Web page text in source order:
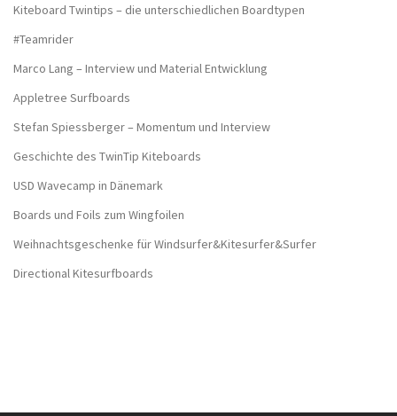
Kiteboard Twintips – die unterschiedlichen Boardtypen
#Teamrider
Marco Lang – Interview und Material Entwicklung
Appletree Surfboards
Stefan Spiessberger – Momentum und Interview
Geschichte des TwinTip Kiteboards
USD Wavecamp in Dänemark
Boards und Foils zum Wingfoilen
Weihnachtsgeschenke für Windsurfer&Kitesurfer&Surfer
Directional Kitesurfboards